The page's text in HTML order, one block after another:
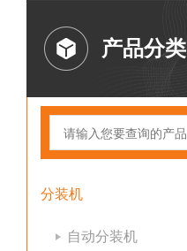
产品分类
分装机
自动分装机